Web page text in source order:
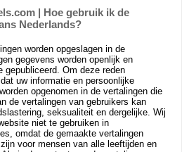
| Hoe gebruik ik de
Nederlands?
worden opgeslagen in de
gegevens worden openlijk en
gepubliceerd. Om deze reden
uw informatie en persoonlijke
opgenomen in de vertalingen die
de vertalingen van gebruikers kan
seksualiteit en dergelijke. Wij
niet te gebruiken in
omdat de gemaakte vertalingen
voor mensen van alle leeftijden en